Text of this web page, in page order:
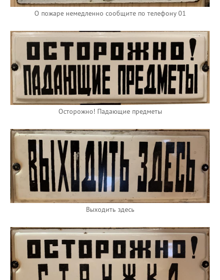
О пожаре немедленно сообщите по телефону 01
Осторожно! Падающие предметы
Выходить здесь